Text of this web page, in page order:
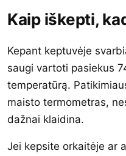
Kaip iškepti,
Kepant keptuvėje
saugi vartoti pasiekus
temperatūrą.
maisto termometras,
dažnai klaidina.
Jei kepsite orkaitėje ar